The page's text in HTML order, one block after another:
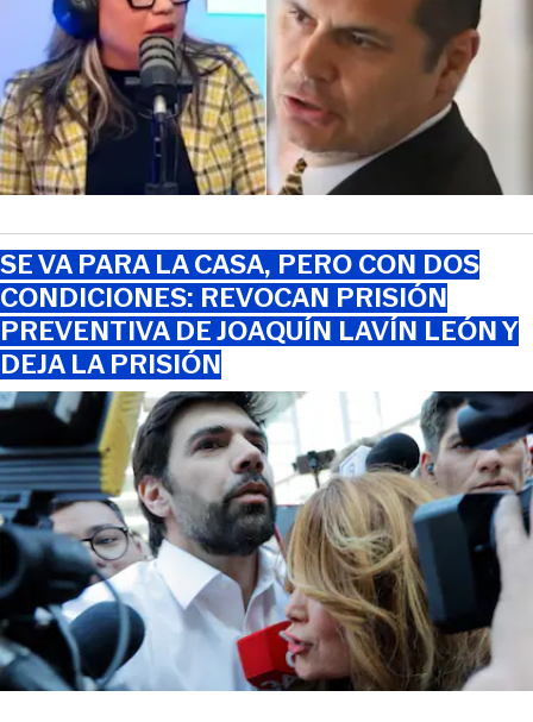
SE VA PARA LA CASA, PERO CON DOS
CONDICIONES: REVOCAN PRISIÓN
PREVENTIVA DE JOAQUÍN LAVÍN LEÓN Y
DEJA LA PRISIÓN